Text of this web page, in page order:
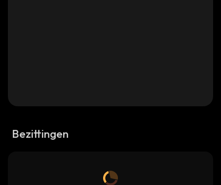
Bezittingen